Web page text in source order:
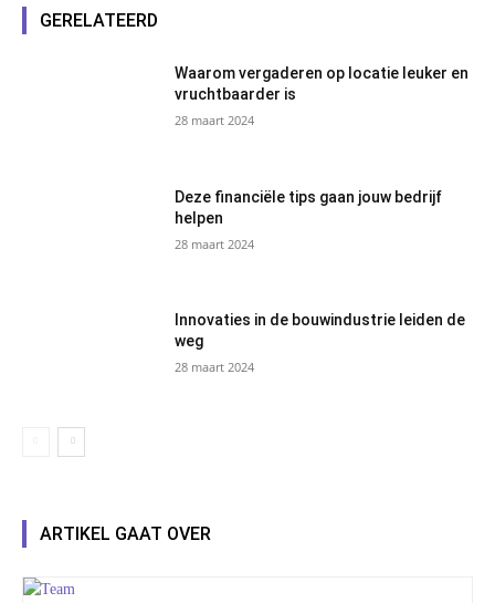
GERELATEERD
Waarom vergaderen op locatie leuker en
vruchtbaarder is
28 maart 2024
Deze financiële tips gaan jouw bedrijf
helpen
28 maart 2024
Innovaties in de bouwindustrie leiden de
weg
28 maart 2024
ARTIKEL GAAT OVER